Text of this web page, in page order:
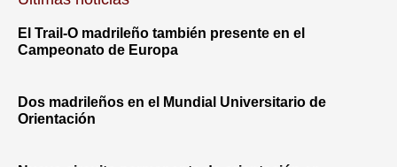
El Trail-O madrileño también presente en el
Campeonato de Europa
Dos madrileños en el Mundial Universitario de
Orientación